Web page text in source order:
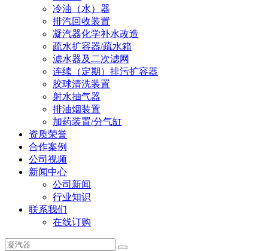
冷油（水）器
排汽回收装置
凝汽器化学补水改造
疏水扩容器/疏水箱
滤水器及二次滤网
连续（定期）排污扩容器
胶球清洗装置
射水抽气器
排油烟装置
加药装置/分气缸
资质荣誉
合作案例
公司视频
新闻中心
公司新闻
行业知识
联系我们
在线订购